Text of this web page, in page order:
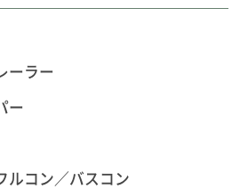
ーラー
ー
ルコン／バスコン